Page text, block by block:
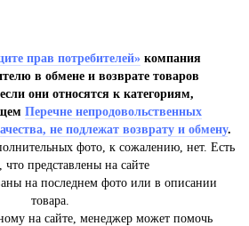
прав потребителей» компания
в обмене и возврате товаров
они относятся к категориям,
Перечне непродовольственных
не подлежат возврату и обмену.
фото, к сожалению, нет. Есть
что представлены на сайте
на последнем фото или в описании
товара.
на сайте, менеджер может помочь